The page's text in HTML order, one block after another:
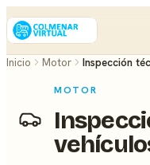
Inicio Motor Inspección
MOTOR